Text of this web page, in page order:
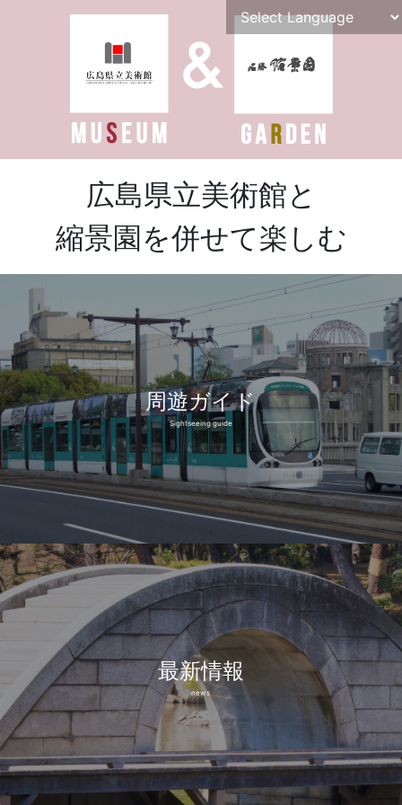
広島県立美術館と
縮景園を併せて楽しむ
周遊ガイド
Sightseeing guide
最新情報
news